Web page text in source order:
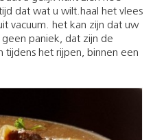
dat wat u wilt.haal het vlees
vacuum. het kan zijn dat uw
paniek, dat zijn de
tijdens het rijpen, binnen een